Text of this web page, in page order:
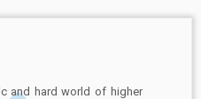
and hard world of higher